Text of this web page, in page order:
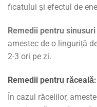
ficatului și efectul de
Remedii pentru
amestec de o linguriță
2-3 ori pe zi.
Remedii pentru răceală:
În cazul răcelilor,